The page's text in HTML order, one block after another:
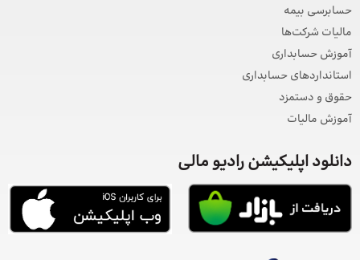
حسابرسی بیمه
مالیات شرکت‌ها
آموزش حسابداری
استانداردهای حسابداری
حقوق و دستمزد
آموزش مالیات
دانلود اپلیکیشن رادیو مالی